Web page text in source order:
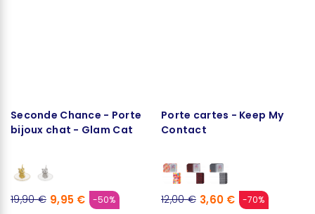
Seconde Chance - Porte
bijoux chat - Glam Cat
19,90 € 9,95 € -50%
Porte cartes - Keep My
Contact
12,00 € 3,60 € -70%